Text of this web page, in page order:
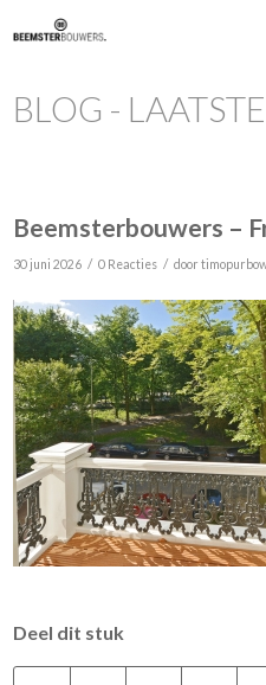
BLOG -
Beemsterbouwers –
30 juni 2026 / 0 Reacties / door
Deel dit stuk